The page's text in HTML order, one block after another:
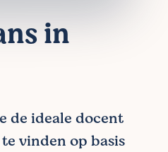
in
de ideale docent
vinden op basis